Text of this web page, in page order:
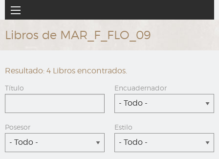
al
contenido
principal
Navegación
principal
Libros de MAR_F_FLO_09
Resultado: 4 Libros encontrados.
Título Encuadernador
- Todo -
Posesor
- Todo -
Estilo
- Todo -